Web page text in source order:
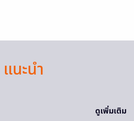
แนะนำ
ดูเพิ่มเติม